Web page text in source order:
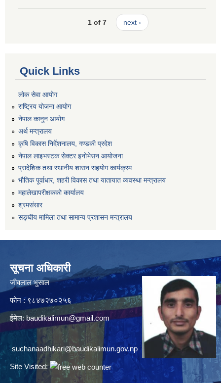
1 of 7 next ›
Quick Links
लोक सेवा आयोग
राष्ट्रिय योजना आयोग
नेपाल कानुन आयोग
अर्थ मन्त्रालय
कृषि विकास निर्देशनालय, गण्डकी प्रदेश
नेपाल लाइभस्टक सेक्टर इनोभेसन आयोजना
प्रादेशिक तथा स्थानीय शासन सहयोग कार्यक्रम
भौतिक पूर्वाधार, शहरी विकास तथा यातायात व्यवस्था मन्त्रालय
महालेखापरीक्षकको कार्यालय
श्रमसंसार
सङ्घीय मामिला तथा सामान्य प्रशासन मन्त्रालय
सूचना अधिकारी
जीवलाल भुसाल
फोन : ९८४७२७०२५६
ईमेल: baudikalimun@gmail.com
suchanaadhikari@baudikalimun.gov.np
Site Visited: